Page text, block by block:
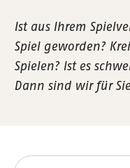
Ist aus Ihrem
Spiel geworden?
Spielen? Ist es
Dann sind wir für